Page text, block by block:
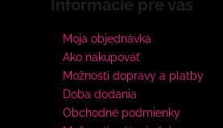
Informácie pre vás
Moja objednávka
Ako nakupovať
Možnosti dopravy a platby
Doba dodania
Obchodné podmienky